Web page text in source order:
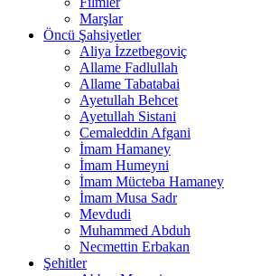
Marşlar
Öncü Şahsiyetler
Aliya İzzetbegoviç
Allame Fadlullah
Allame Tabatabai
Ayetullah Behcet
Ayetullah Sistani
Cemaleddin Afgani
İmam Hamaney
İmam Humeyni
İmam Mücteba Hamaney
İmam Musa Sadr
Mevdudi
Muhammed Abduh
Necmettin Erbakan
Şehitler